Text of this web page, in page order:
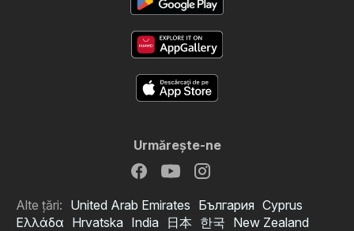
Urmăreşte-ne
Alte țări: United Arab Emirates България Cyprus
Ελλάδα Hrvatska India 日本 한국 New Zealand